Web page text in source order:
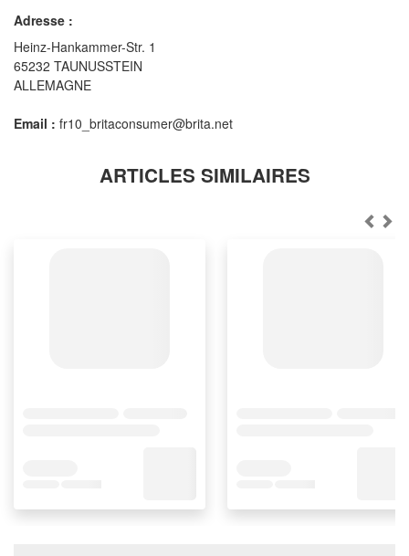
Adresse :
Heinz-Hankammer-Str. 1
65232 TAUNUSSTEIN
ALLEMAGNE
Email : fr10_britaconsumer@brita.net
ARTICLES SIMILAIRES